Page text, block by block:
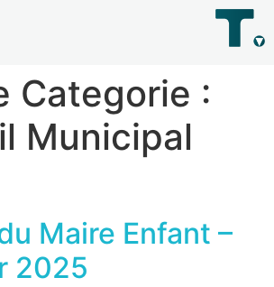
Categorie :
Municipal
Maire Enfant –
2025